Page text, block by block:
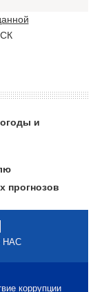
и
прогнозов
НАС
коррупции